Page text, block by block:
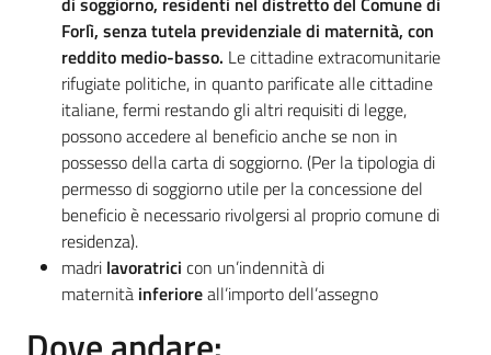
Forlì, senza tutela previdenziale di maternità, con
reddito medio-basso. Le cittadine extracomunitarie
rifugiate politiche, in quanto parificate alle cittadine
italiane, fermi restando gli altri requisiti di legge,
possono accedere al beneficio anche se non in
possesso della carta di soggiorno. (Per la tipologia di
permesso di soggiorno utile per la concessione del
beneficio è necessario rivolgersi al proprio comune di
residenza).
madri lavoratrici con un’indennità di
maternità inferioreall’importo dell’assegno